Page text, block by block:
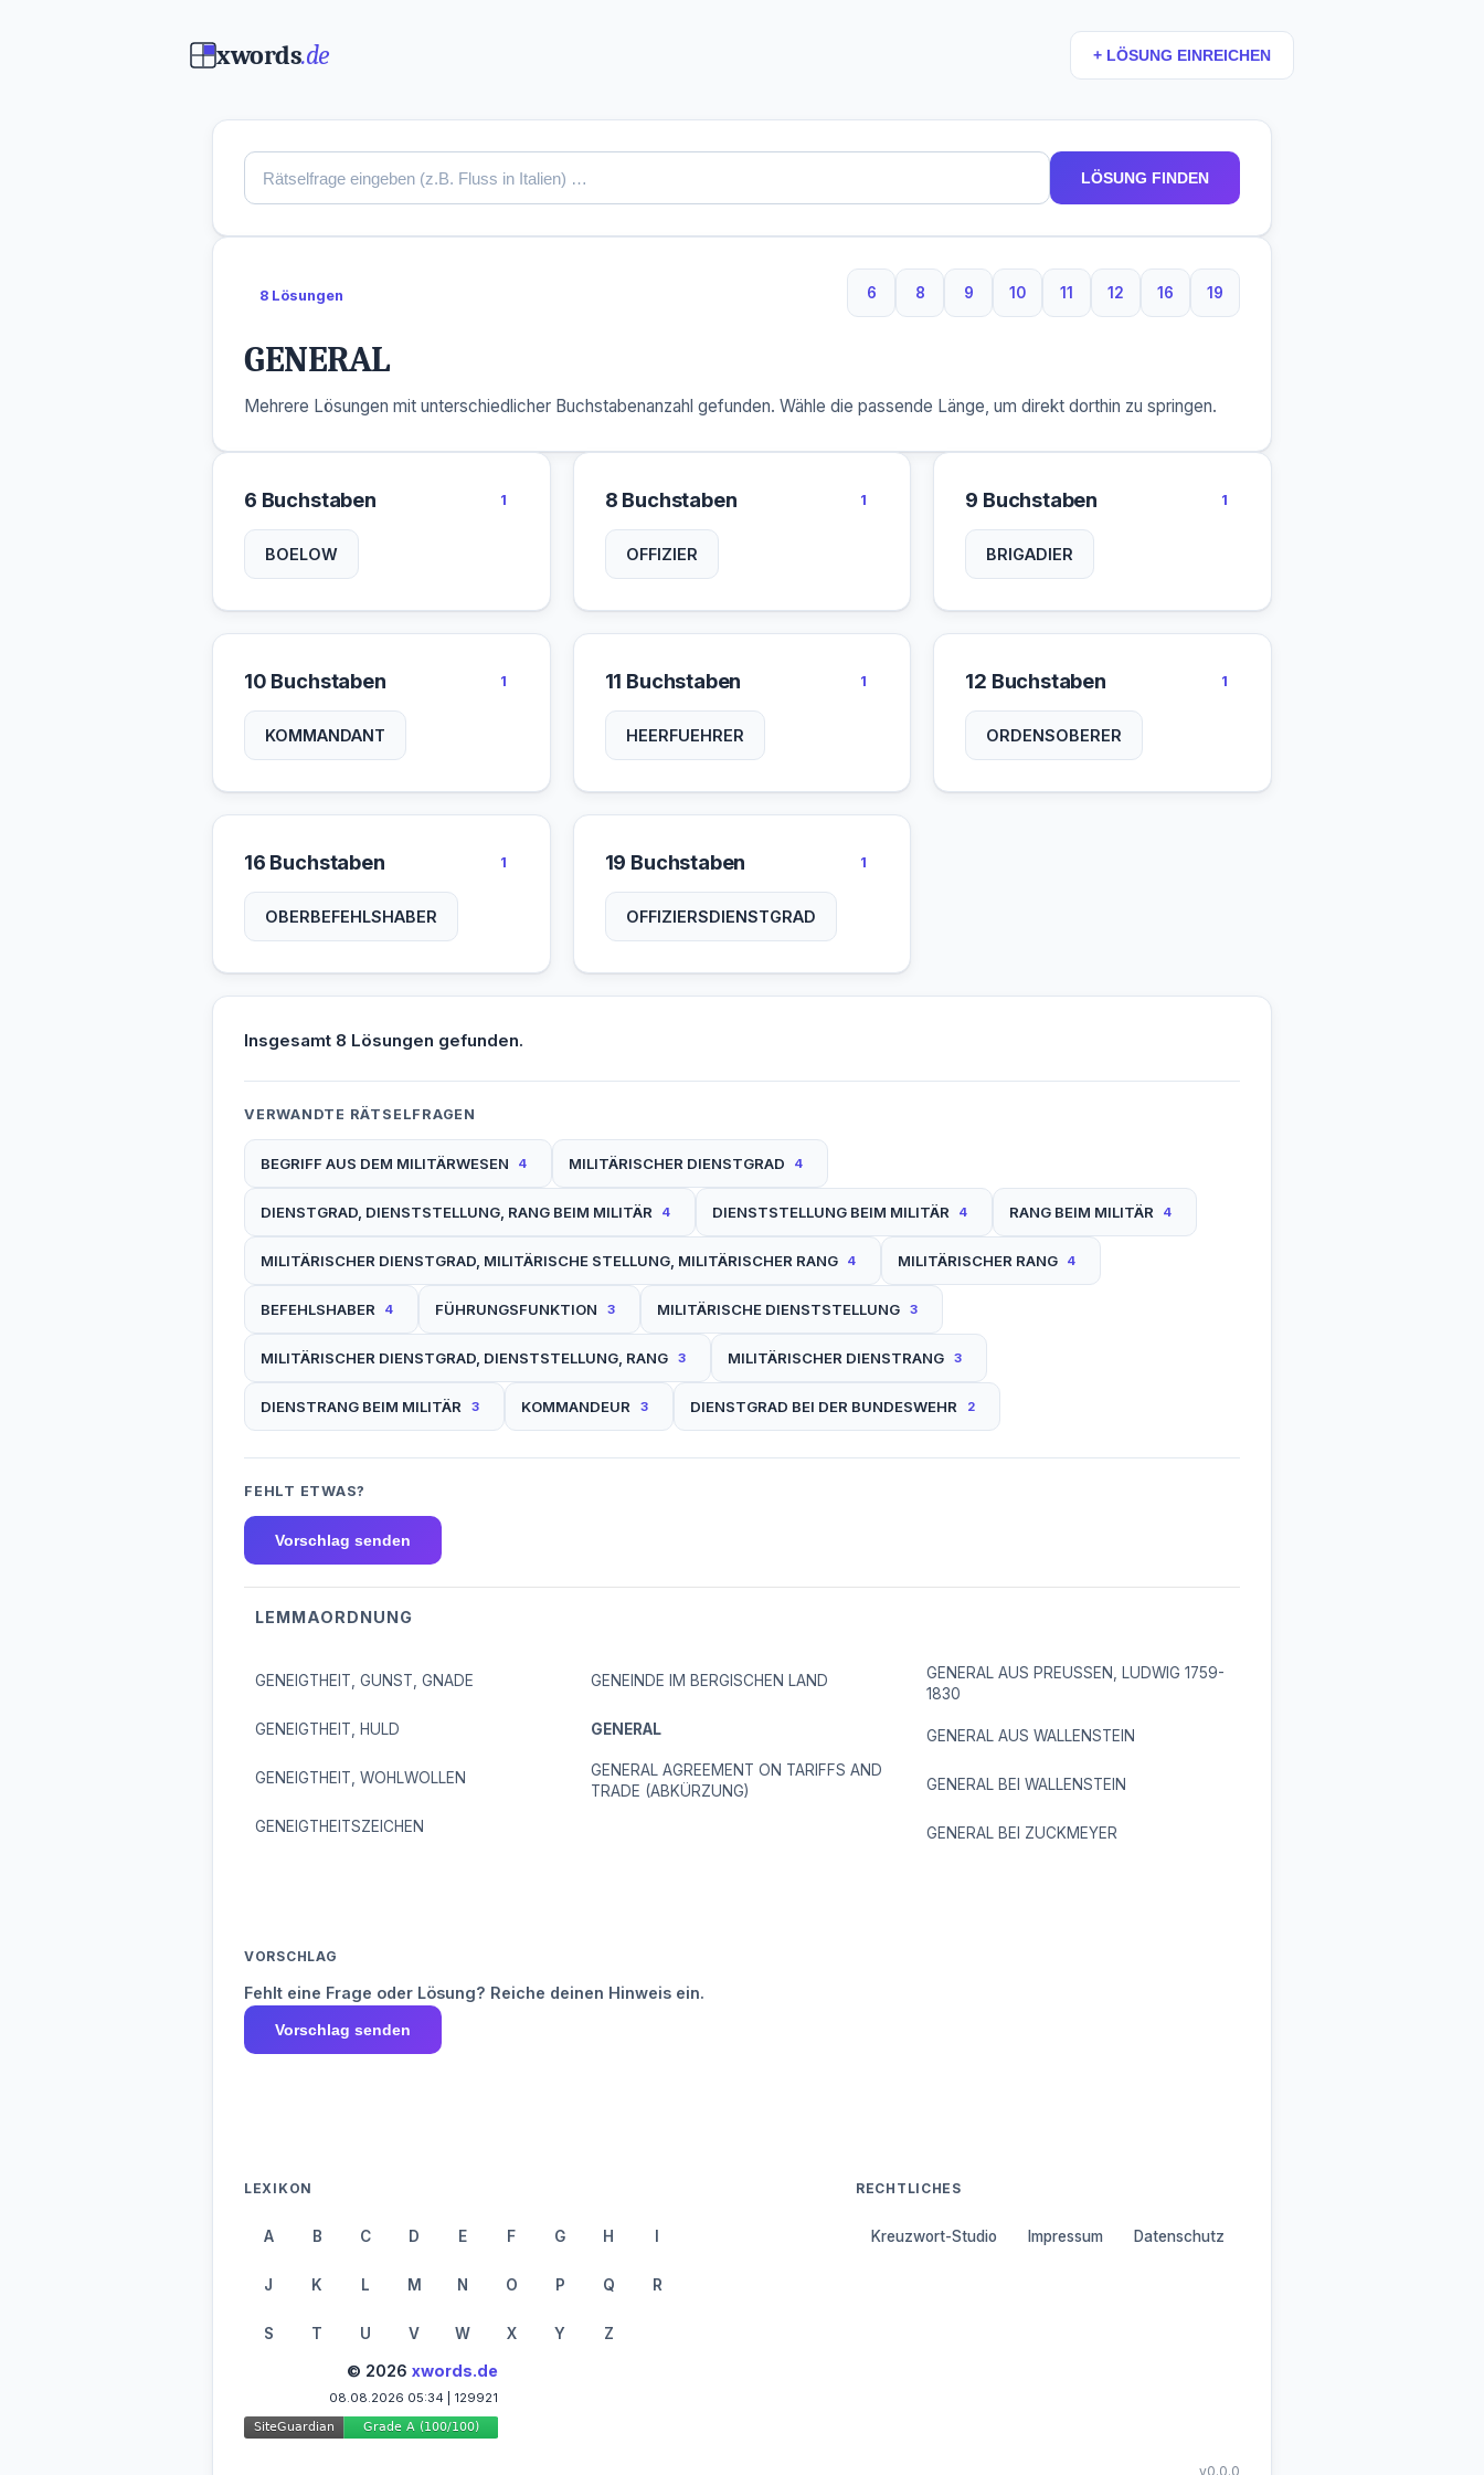
xwords.de + LÖSUNG EINREICHEN
LÖSUNG FINDEN
8 Lösungen 6
6 Buchstaben
8
8 Buchstaben
9
9 Buchstaben
10
10 Buchstaben
11
11 Buchstaben
12
12 Buchstaben
16
16 Buchstaben
19
19 Buchstaben
GENERAL
Mehrere Lösungen mit unterschiedlicher Buchstabenanzahl gefunden. Wähle die passende Länge, um direkt dorthin zu springen.
6 Buchstaben 1
BOELOW
8 Buchstaben 1
OFFIZIER
9 Buchstaben 1
BRIGADIER
10 Buchstaben 1
KOMMANDANT
11 Buchstaben 1
HEERFUEHRER
12 Buchstaben 1
ORDENSOBERER
16 Buchstaben 1
OBERBEFEHLSHABER
19 Buchstaben 1
OFFIZIERSDIENSTGRAD
Insgesamt 8 Lösungen gefunden.
VERWANDTE RÄTSELFRAGEN
BEGRIFF AUS DEM MILITÄRWESEN 4 MILITÄRISCHER DIENSTGRAD 4
DIENSTGRAD, DIENSTSTELLUNG, RANG BEIM MILITÄR 4 DIENSTSTELLUNG BEIM MILITÄR 4 RANG BEIM MILITÄR 4
MILITÄRISCHER DIENSTGRAD, MILITÄRISCHE STELLUNG, MILITÄRISCHER RANG 4 MILITÄRISCHER RANG 4
BEFEHLSHABER 4 FÜHRUNGSFUNKTION 3 MILITÄRISCHE DIENSTSTELLUNG 3
MILITÄRISCHER DIENSTGRAD, DIENSTSTELLUNG, RANG 3 MILITÄRISCHER DIENSTRANG 3
DIENSTRANG BEIM MILITÄR 3 KOMMANDEUR 3 DIENSTGRAD BEI DER BUNDESWEHR 2
FEHLT ETWAS?
Vorschlag senden
LEMMAORDNUNG
GENEIGTHEIT, GUNST, GNADE
GENEIGTHEIT, HULD
GENEIGTHEIT, WOHLWOLLEN
GENEIGTHEITSZEICHEN
GENEINDE IM BERGISCHEN LAND
GENERAL
GENERAL AGREEMENT ON TARIFFS AND
TRADE (ABKÜRZUNG)
GENERAL AUS PREUSSEN, LUDWIG 1759-
1830
GENERAL AUS WALLENSTEIN
GENERAL BEI WALLENSTEIN
GENERAL BEI ZUCKMEYER
VORSCHLAG
Fehlt eine Frage oder Lösung? Reiche deinen Hinweis ein.
Vorschlag senden
LEXIKON
A B C D E F G H I
J K L M N O P Q R
S T U V W X Y Z
RECHTLICHES
Kreuzwort-Studio Impressum Datenschutz
© 2026 xwords.de
08.08.2026 05:34 | 129921
v0.0.0